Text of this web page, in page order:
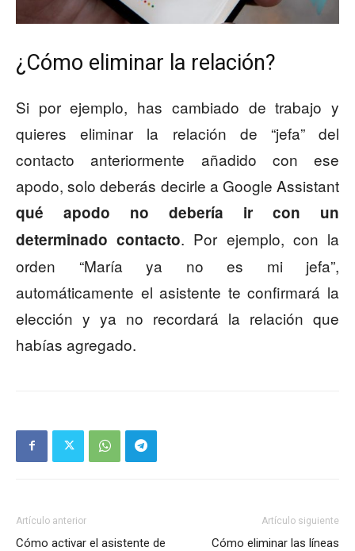
¿Cómo eliminar la relación?
Si por ejemplo, has cambiado de trabajo y
quieres eliminar la relación de “jefa” del
contacto anteriormente añadido con ese
apodo, solo deberás decirle a Google Assistant
qué apodo no debería ir con un
determinado contacto. Por ejemplo, con la
orden “María ya no es mi jefa”,
automáticamente el asistente te confirmará la
elección y ya no recordará la relación que
habías agregado.
Artículo anterior
Cómo activar el asistente de
Artículo siguiente
Cómo eliminar las líneas